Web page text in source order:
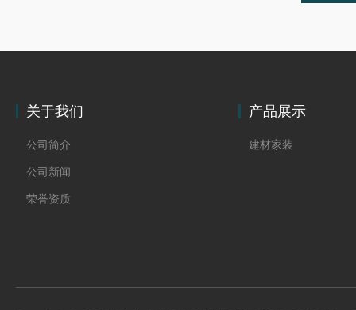
关于我们
公司简介
公司新闻
荣誉资质
产品展示
建材家装